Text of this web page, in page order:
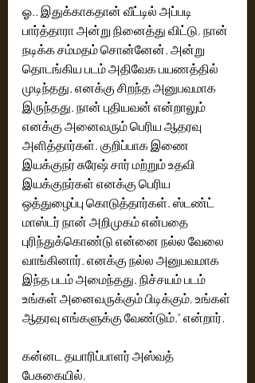
ஓ.. இதுக்காகதான் வீட்டில் அப்படி
பார்த்தாரா அன்று நினைத்து விட்டு, நான்
நடிக்க சம்மதம் சொன்னேன். அன்று
தொடங்கிய படம் அதிவேக பயணத்தில்
முடிந்தது. எனக்கு சிறந்த அனுபவமாக
இருந்தது. நான் புதியவன் என்றாலும்
எனக்கு அனைவரும் பெரிய ஆதரவு
அளித்தார்கள். குறிப்பாக இணை
இயக்குநர் சுரேஷ் சார் மற்றும் உதவி
இயக்குநர்கள் எனக்கு பெரிய
ஒத்துழைப்பு கொடுத்தார்கள். ஸ்டண்ட்
மாஸ்டர் நான் அறிமுகம் என்பதை
புரிந்துக்கொண்டு என்னை நல்ல வேலை
வாங்கினார். எனக்கு நல்ல அனுபவமாக
இந்த படம் அமைந்தது. நிச்சயம் படம்
உங்கள் அனைவருக்கும் பிடிக்கும், உங்கள்
ஆதரவு எங்களுக்கு வேண்டும்.” என்றார்.
கன்னட தயாரிப்பாளர் அஸ்வத்
பேசுகையில்,